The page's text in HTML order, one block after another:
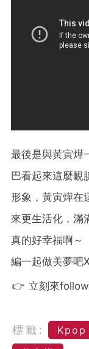
最後是與黃寅燁
巴看起來這麼靦
形象，黃寅燁在
來更生活化，滿
真的好幸福啊～
編一起做美夢吧
👉 立刻來
標籤: Kpop